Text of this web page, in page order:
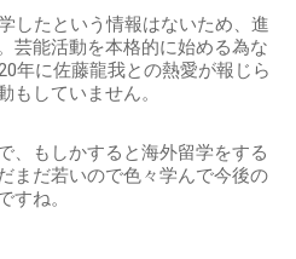
したという情報はないため、進
芸能活動を本格的に始める為な
年に佐藤龍我との熱愛が報じら
もしていません。
、もしかすると海外留学をする
まだ若いので色々学んで今後の
すね。